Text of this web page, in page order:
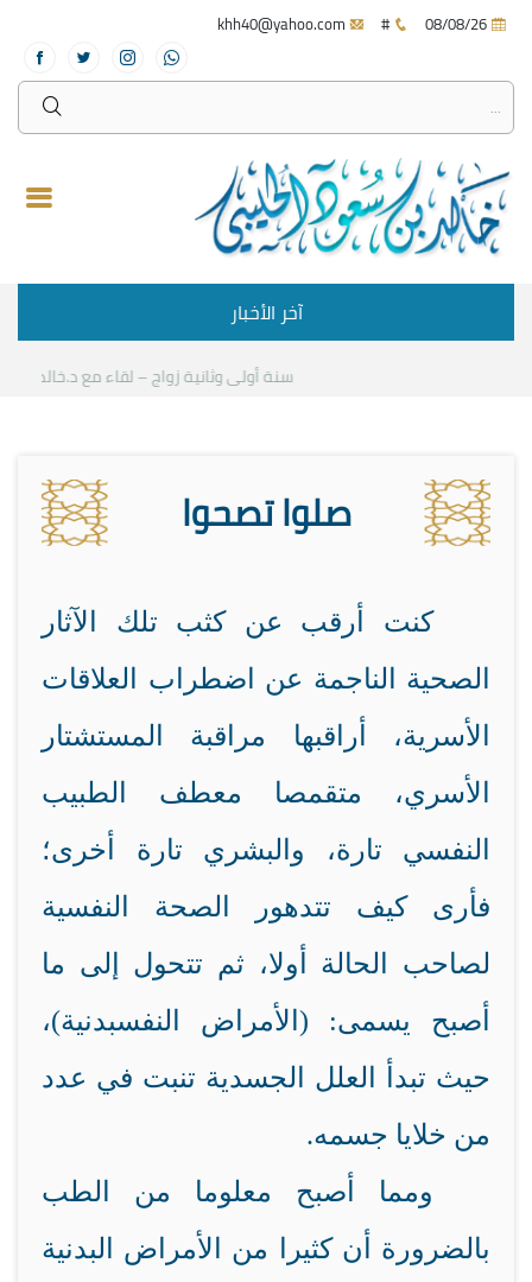
#
آخر الأخبار
سنة أولى وثانية زواج – لقاء مع د.خالد الحليبي
صلوا تصحوا
كنت أرقب عن كثب تلك الآثار
الصحية الناجمة عن اضطراب العلاقات
الأسرية، أراقبها مراقبة المستشتار
الأسري، متقمصا معطف الطبيب
النفسي تارة، والبشري تارة أخرى؛
فأرى كيف تتدهور الصحة النفسية
لصاحب الحالة أولا، ثم تتحول إلى ما
أصبح يسمى: (الأمراض النفسبدنية)،
حيث تبدأ العلل الجسدية تنبت في عدد
من خلايا جسمه.
ومما أصبح معلوما من الطب
بالضرورة أن كثيرا من الأمراض البدنية